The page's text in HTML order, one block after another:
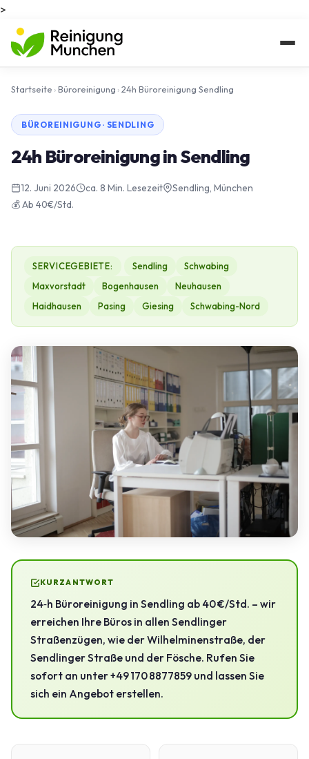
>
Startseite ›Büroreinigung ›24h Büroreinigung Sendling
BÜROREINIGUNG · SENDLING
24h Büroreinigung in Sendling
12. Juni 2026 ca. 8 Min. Lesezeit
Sendling, München
💰 Ab 40€/Std.
SERVICEGEBIETE: Sendling
Schwabing
Maxvorstadt
Bogenhausen
Neuhausen
Haidhausen
Pasing Giesing Schwabing-Nord
KURZANTWORT
24‑h Büroreinigung in Sendling ab 40 €/Std. – wir
erreichen Ihre Büros in allen Sendlinger
Straßenzügen, wie der Wilhelminenstraße, der
Sendlinger Straße und der Fösche. Rufen Sie
sofort an unter +49 170 8877859 und lassen Sie
sich ein Angebot erstellen.